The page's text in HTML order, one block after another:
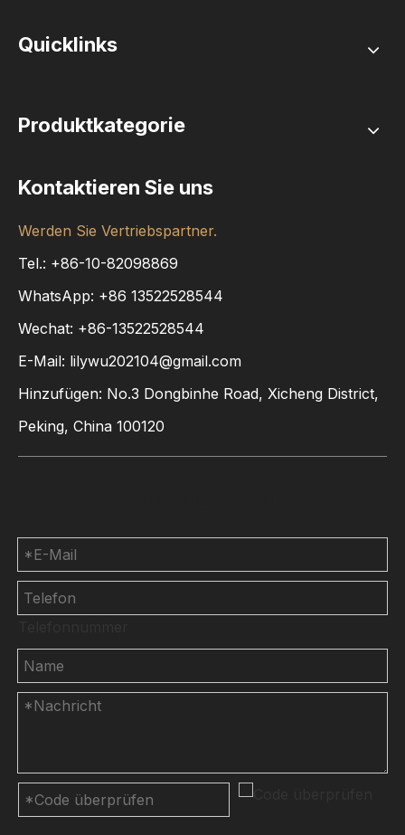
Quicklinks
Produktkategorie
Kontaktieren Sie uns
Werden Sie Vertriebspartner.
Tel.: +86-10-82098869
WhatsApp: +86 13522528544
Wechat: +86-13522528544
E-Mail: lilywu202104@gmail.com
Hinzufügen: No.3 Dongbinhe Road, Xicheng District,
Peking, China 100120